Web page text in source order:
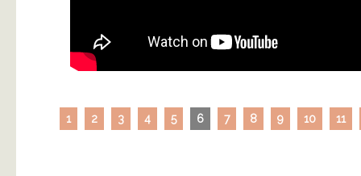
1 2 3 4 5 6 7 8 9 10 11